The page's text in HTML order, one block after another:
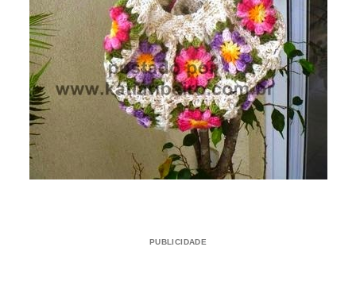
PUBLICIDADE